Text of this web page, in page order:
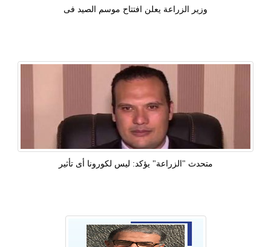
وزير الزراعة يعلن افتتاح موسم الصيد فى
متحدث "الزراعة" يؤكد: ليس لكورونا أى تأثير